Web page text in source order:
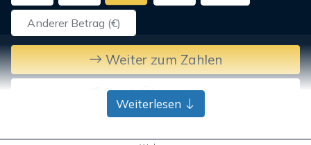
Weiter zum Zahlen
Bank-Überweisung
Weiterlesen